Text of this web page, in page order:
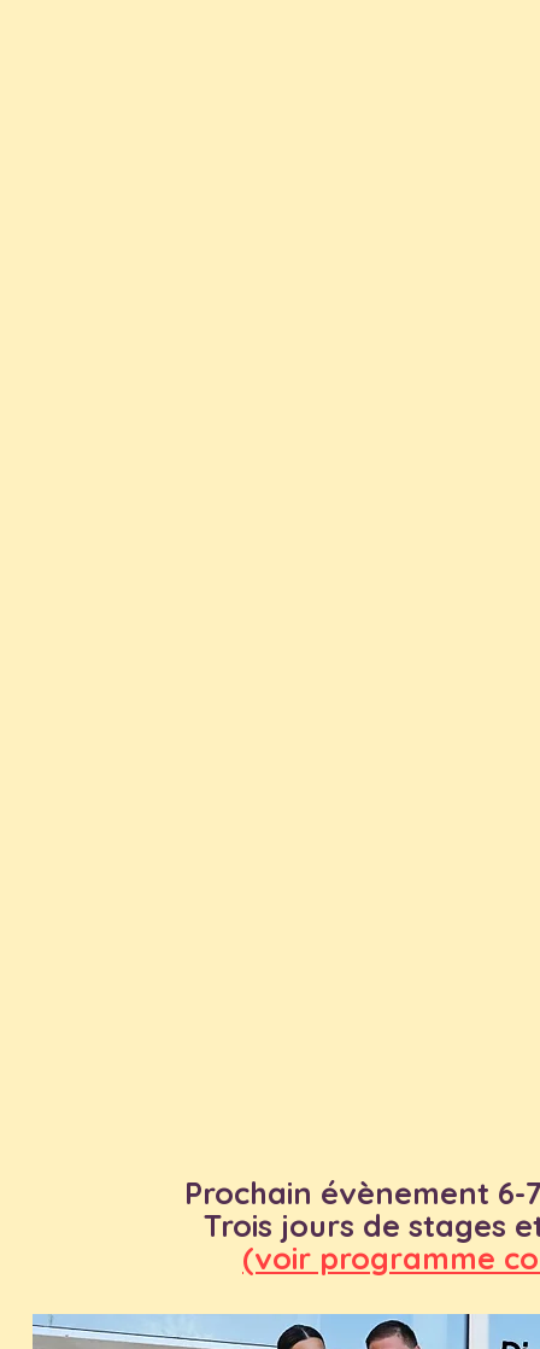
Prochain évènement 6-
Trois jours de stages
(voir programme